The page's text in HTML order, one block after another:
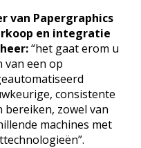
van Papergraphics
en integratie
“het gaat erom u
een op
consistente
zowel van
machines met